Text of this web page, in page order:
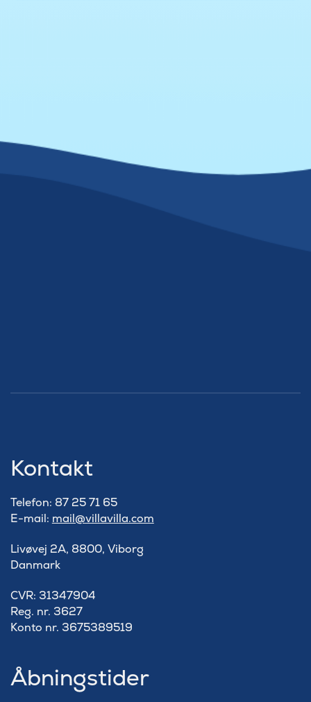
Kontakt
Telefon: 87 25 71 65
E-mail: mail@villavilla.com
Livøvej 2A, 8800, Viborg
Danmark
​CVR: 31347904
Reg. nr. 3627
Konto nr. 3675389519
Åbningstider